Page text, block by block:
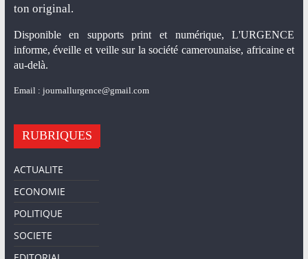
ton original.
Disponible en supports print et numérique, L'URGENCE
informe, éveille et veille sur la société camerounaise, africaine et
au-delà.
Email : journallurgence@gmail.com
RUBRIQUES
ACTUALITE
ECONOMIE
POLITIQUE
SOCIETE